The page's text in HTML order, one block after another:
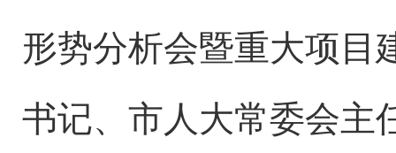
形势分析会暨重大项目
书记、市人大常委会主